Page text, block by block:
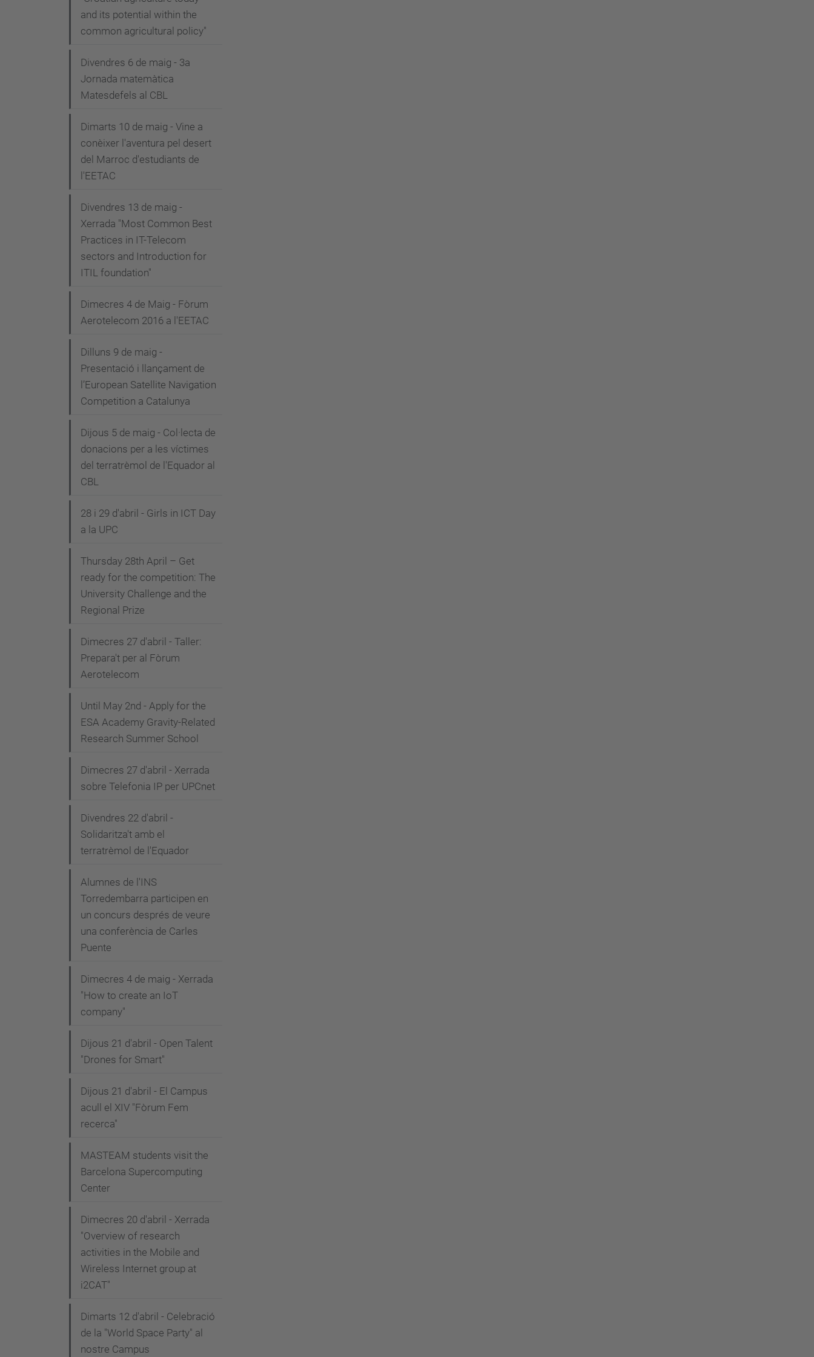
and its potential within the
common agricultural policy"
Divendres 6 de maig - 3a
Jornada matemàtica
Matesdefels al CBL
Dimarts 10 de maig - Vine a
conèixer l'aventura pel desert
del Marroc d'estudiants de
l'EETAC
Divendres 13 de maig -
Xerrada "Most Common Best
Practices in IT-Telecom
sectors and Introduction for
ITIL foundation"
Dimecres 4 de Maig - Fòrum
Aerotelecom 2016 a l'EETAC
Dilluns 9 de maig -
Presentació i llançament de
l’European Satellite Navigation
Competition a Catalunya
Dijous 5 de maig - Col·lecta de
donacions per a les víctimes
del terratrèmol de l'Equador al
CBL
28 i 29 d'abril - Girls in ICT Day
a la UPC
Thursday 28th April – Get
ready for the competition: The
University Challenge and the
Regional Prize
Dimecres 27 d'abril - Taller:
Prepara't per al Fòrum
Aerotelecom
Until May 2nd - Apply for the
ESA Academy Gravity-Related
Research Summer School
Dimecres 27 d'abril - Xerrada
sobre Telefonia IP per UPCnet
Divendres 22 d'abril -
Solidaritza't amb el
terratrèmol de l'Equador
Alumnes de l'INS
Torredembarra participen en
un concurs després de veure
una conferència de Carles
Puente
Dimecres 4 de maig - Xerrada
"How to create an IoT
company"
Dijous 21 d'abril - Open Talent
"Drones for Smart"
Dijous 21 d'abril - El Campus
acull el XIV "Fòrum Fem
recerca"
MASTEAM students visit the
Barcelona Supercomputing
Center
Dimecres 20 d'abril - Xerrada
"Overview of research
activities in the Mobile and
Wireless Internet group at
i2CAT"
Dimarts 12 d'abril - Celebració
de la "World Space Party" al
nostre Campus